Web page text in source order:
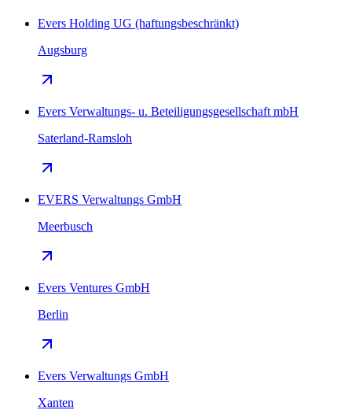
Evers Holding UG (haftungsbeschränkt)
Augsburg
Evers Verwaltungs- u. Beteiligungsgesellschaft mbH
Saterland-Ramsloh
EVERS Verwaltungs GmbH
Meerbusch
Evers Ventures GmbH
Berlin
Evers Verwaltungs GmbH
Xanten